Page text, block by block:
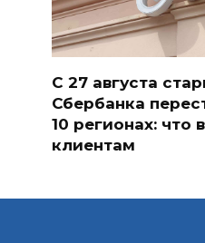
С 27 августа
Сбербанка
10 регионах: что
клиентам